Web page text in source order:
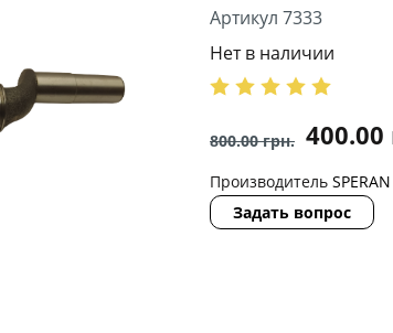
Артикул 7333
Нет в наличии
800.00грн. 400.00
Производитель SPERAN
Задать вопрос